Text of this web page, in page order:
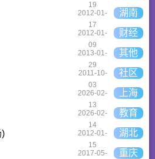
19
2012-01-
17
湖南
2012-01-
09
财经
2013-01-
29
其他
2011-10-
03
社区
2026-02-
13
上海
2026-02-
14
教育
)
2012-01-
15
湖北
2017-05-
重庆